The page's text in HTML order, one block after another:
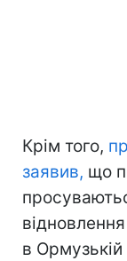
Крім того,
заявив, що
в